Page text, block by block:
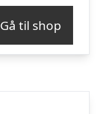
Gå til shop